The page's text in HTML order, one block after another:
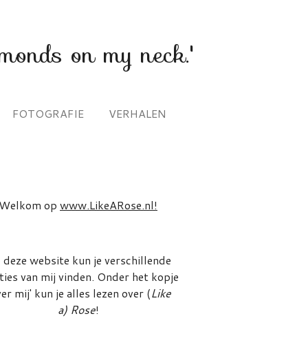
on my neck.'
FOTOGRAFIE VERHALEN
op www.LikeARose.nl!
deze website kun je verschillende
van mij vinden. Onder het kopje
mij' kun je alles lezen over (Like
a) Rose!